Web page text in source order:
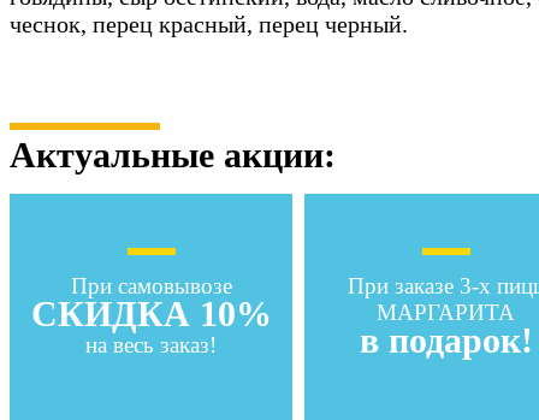
чеснок, перец красный, перец черный.
Актуальные акции:
При самовывозе
СКИДКА 10%
на весь заказ!
При заказе 3-х
МАРГАРИТА
в подарок!